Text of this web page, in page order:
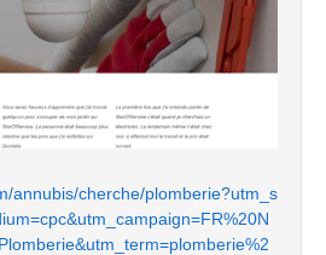
annubis/cherche/plomberie?utm_s